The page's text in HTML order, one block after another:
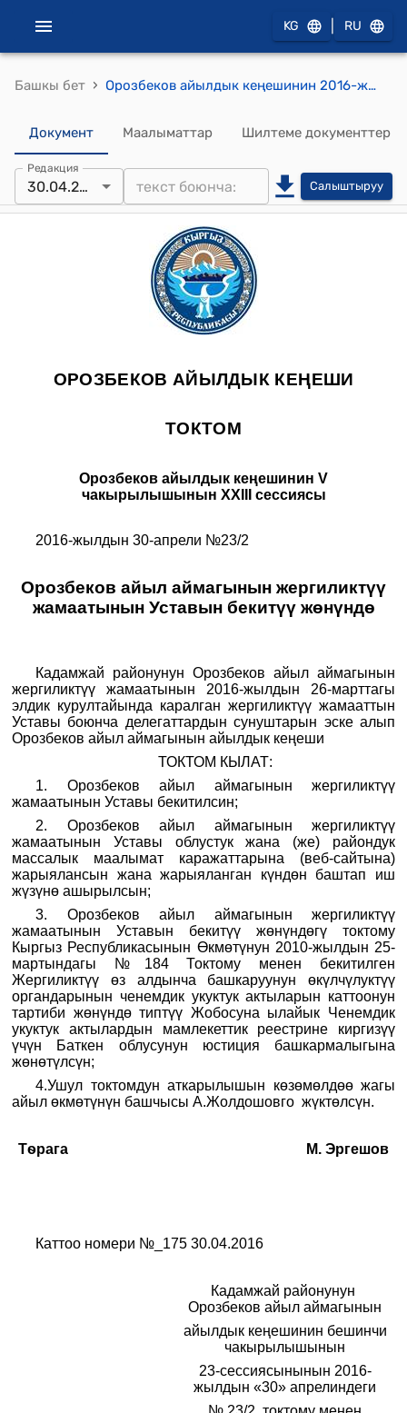
KG RU
Башкы бет › Орозбеков айылдык кеңешинин 2016-жылдын 30-апрелиндеги №23/2 "Орозбеков айыл аймагынын жергиликтүү жамаатынын Уставын бекитүү жөнүндө" токтому
Документ Маалыматтар Шилтеме документтер
Редакция
30.04.2013 Салыштыруу